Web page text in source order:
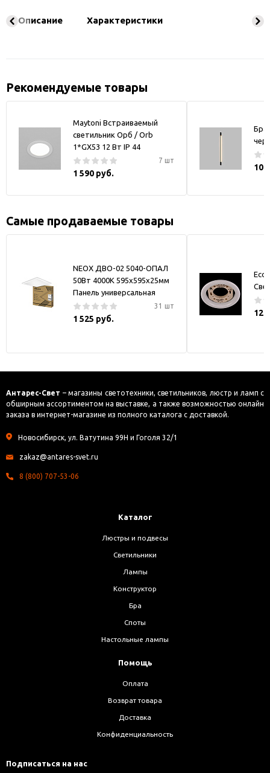
Описание Характеристики
Рекомендуемые товары
Maytoni Встраиваемый
светильник Орб / Orb
1*GX53 12 Вт IP 44
7 шт
1 590 руб.
Бра
10
Самые продаваемые товары
NEOX ДВО-02 5040-ОПАЛ
50Вт 4000К 595х595х25мм
Панель универсальная
31 шт
1 525 руб.
Антарес-Свет – магазины светотехники, светильников, люстр и ламп с
обширным ассортиментом на выставке, а также возможностью онлайн
заказа в интернет-магазине из полного каталога с доставкой.
Новосибирск, ул. Ватутина 99Н и Гоголя 32/1
zakaz@antares-svet.ru
8 (800) 707-53-06
Каталог
Люстры и подвесы
Светильники
Лампы
Конструктор
Бра
Споты
Настольные лампы
Помощь
Оплата
Возврат товара
Доставка
Конфиденциальность
Подписаться на нас